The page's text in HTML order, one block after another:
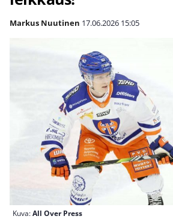
Markus Nuutinen 17.06.2026 15:05
Kuva:All Over Press